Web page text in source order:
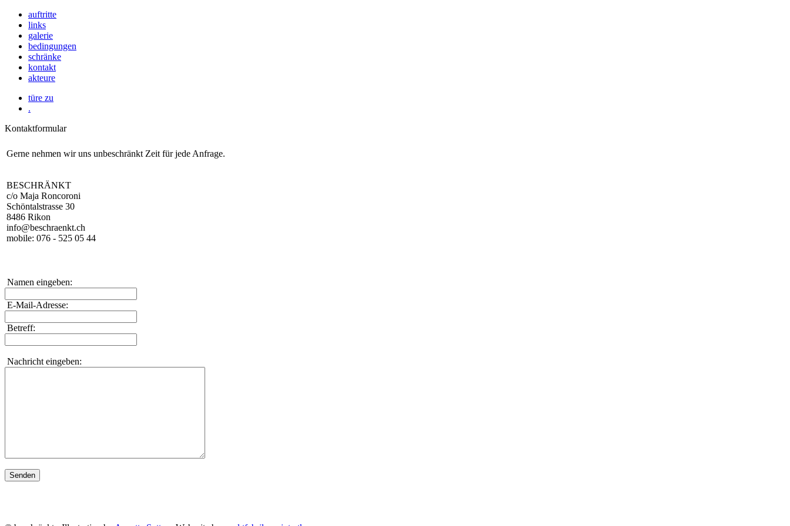
auftritte
links
galerie
bedingungen
schränke
kontakt
akteure
türe zu
.
Kontaktformular
Gerne nehmen wir uns unbeschränkt Zeit für jede Anfrage.
BESCHRÄNKT
c/o Maja Roncoroni
Schöntalstrasse 30
8486 Rikon
info@beschraenkt.ch
mobile: 076 - 525 05 44
Namen eingeben:
E-Mail-Adresse:
Betreff:
Nachricht eingeben:
Senden